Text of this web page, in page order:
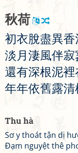
秋荷
初衣脫盡異香
淡 月 淒風伴寂
還有深根泥裡
年年依舊露清
Thu hà
Sơ y thoát tận dị
Đạm nguyệt thê